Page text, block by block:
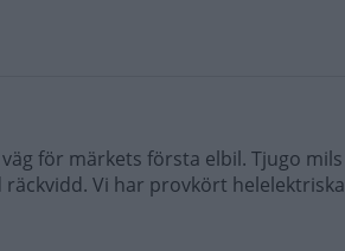
för märkets första elbil. Tjugo mils
Vi har provkört helelektriska